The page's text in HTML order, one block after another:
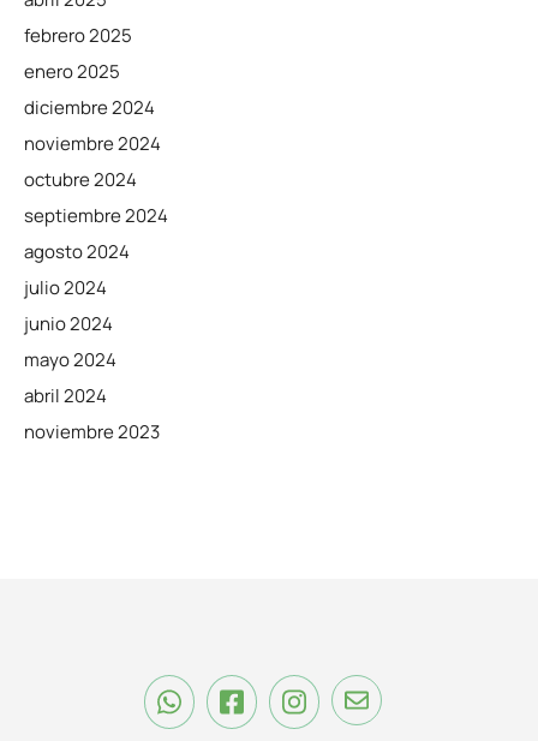
febrero 2025
enero 2025
diciembre 2024
noviembre 2024
octubre 2024
septiembre 2024
agosto 2024
julio 2024
junio 2024
mayo 2024
abril 2024
noviembre 2023